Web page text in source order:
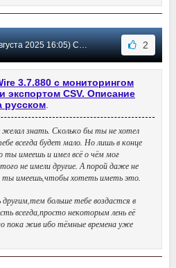
2025 16:05) Сообщение #735 2
3.7.880 с мониторингом
экспортом CSV. Описание
русском.
знать. Сколько бы ты не хотел
всегда будет мало. Но лишь в конце
ты имеешь и имел всё о чём мог
не имели другие. А порой даже не
ты имеешь,чтобы хотеть иметь это.
больше тебе воздастся в
всегда,просто некоторым лень её
пока жив ибо тёмные времена уже